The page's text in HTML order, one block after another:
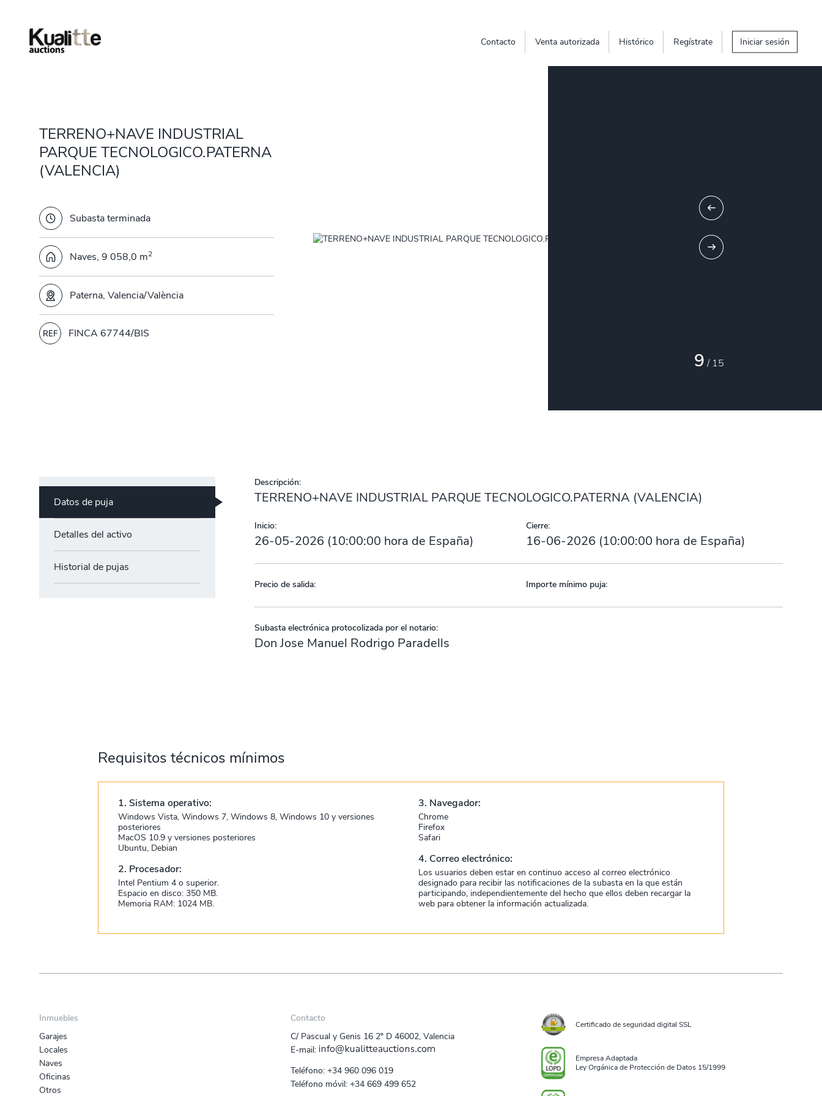
Contacto Venta autorizada Histórico Regístrate Iniciar sesión
TERRENO+NAVE INDUSTRIAL
PARQUE TECNOLOGICO.PATERNA
(VALENCIA)
Subasta terminada
Naves, 9 058,0 m2
Paterna, Valencia/València
REF FINCA 67744/BIS
9/ 15
Datos de puja
Detalles del activo
Historial de pujas
Descripción:
TERRENO+NAVE INDUSTRIAL PARQUE TECNOLOGICO.PATERNA (VALENCIA)
Inicio:
26-05-2026 (10:00:00 hora de España)
Cierre:
16-06-2026 (10:00:00 hora de España)
Precio de salida: Importe mínimo puja:
Subasta electrónica protocolizada por el notario:
Don Jose Manuel Rodrigo Paradells
Requisitos técnicos mínimos
1. Sistema operativo:
Windows Vista, Windows 7, Windows 8, Windows 10 y versiones
posteriores
MacOS 10.9 y versiones posteriores
Ubuntu, Debian
2. Procesador:
Intel Pentium 4 o superior.
Espacio en disco: 350 MB.
Memoria RAM: 1024 MB.
3. Navegador:
Chrome
Firefox
Safari
4. Correo electrónico:
Los usuarios deben estar en continuo acceso al correo electrónico
designado para recibir las notificaciones de la subasta en la que están
participando, independientemente del hecho que ellos deben recargar la
web para obtener la información actualizada.
Inmuebles
Garajes
Locales
Naves
Oficinas
Otros
Contacto
C/ Pascual y Genis 16 2º D 46002, Valencia
E‑mail:
Teléfono: +34 960 096 019
Teléfono móvil: +34 669 499 652
Certificado de seguridad digital SSL
Empresa Adaptada
Ley Orgánica de Protección de Datos 15/1999